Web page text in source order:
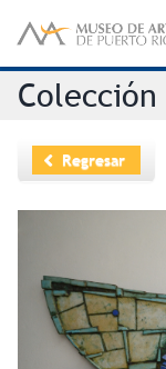
Colección
Regresar